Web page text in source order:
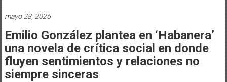
mayo 28, 2026
Emilio González plantea en ‘Habanera’
una novela de crítica social en donde
fluyen sentimientos y relaciones no
siempre sinceras